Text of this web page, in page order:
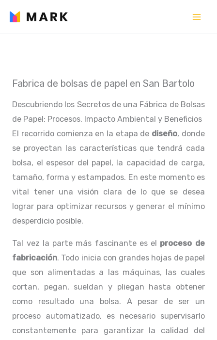
Fabrica de bolsas de papel en San Bartolo
Descubriendo los Secretos de una Fábrica de Bolsas
de Papel: Procesos, Impacto Ambiental y Beneficios
El recorrido comienza en la etapa de diseño, donde
se proyectan las características que tendrá cada
bolsa, el espesor del papel, la capacidad de carga,
tamaño, forma y estampados. En este momento es
vital tener una visión clara de lo que se desea
lograr para optimizar recursos y generar el mínimo
desperdicio posible.
Tal vez la parte más fascinante es el proceso de
fabricación. Todo inicia con grandes hojas de papel
que son alimentadas a las máquinas, las cuales
cortan, pegan, sueldan y pliegan hasta obtener
como resultado una bolsa. A pesar de ser un
proceso automatizado, es necesario supervisarlo
constantemente para garantizar la calidad del